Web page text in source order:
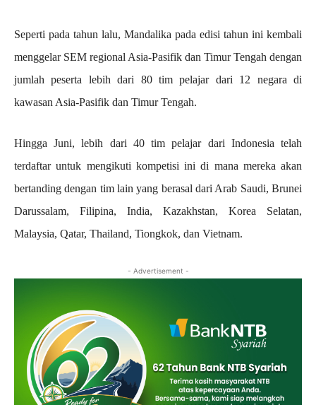
Seperti pada tahun lalu, Mandalika pada edisi tahun ini kembali
menggelar SEM regional Asia-Pasifik dan Timur Tengah dengan
jumlah peserta lebih dari 80 tim pelajar dari 12 negara di
kawasan Asia-Pasifik dan Timur Tengah.
Hingga Juni, lebih dari 40 tim pelajar dari Indonesia telah
terdaftar untuk mengikuti kompetisi ini di mana mereka akan
bertanding dengan tim lain yang berasal dari Arab Saudi, Brunei
Darussalam, Filipina, India, Kazakhstan, Korea Selatan,
Malaysia, Qatar, Thailand, Tiongkok, dan Vietnam.
- Advertisement -